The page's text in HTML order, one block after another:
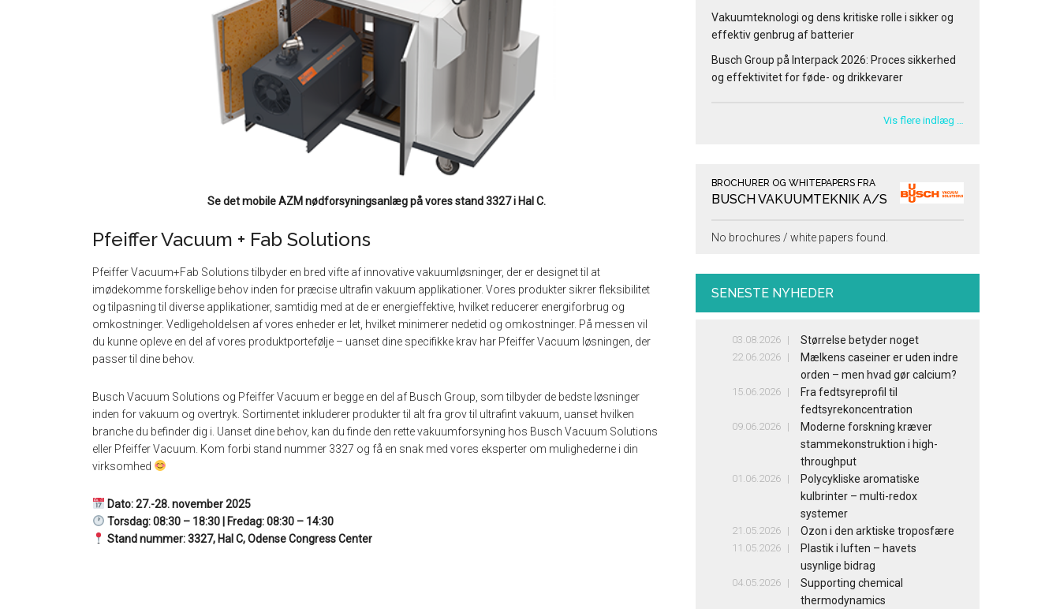
Se det mobile AZM nødforsyningsanlæg på vores stand 3327 i Hal C.
Pfeiffer Vacuum + Fab Solutions
Pfeiffer Vacuum+Fab Solutions tilbyder en bred vifte af innovative vakuumløsninger, der er designet til at
imødekomme forskellige behov inden for præcise ultrafin vakuum applikationer. Vores produkter sikrer fleksibilitet
og tilpasning til diverse applikationer, samtidig med at de er energieffektive, hvilket reducerer energiforbrug og
omkostninger. Vedligeholdelsen af vores enheder er let, hvilket minimerer nedetid og omkostninger. På messen vil
du kunne opleve en del af vores produktportefølje – uanset dine specifikke krav har Pfeiffer Vacuum løsningen, der
passer til dine behov.
Busch Vacuum Solutions og Pfeiffer Vacuum er begge en del af Busch Group, som tilbyder de bedste løsninger
inden for vakuum og overtryk. Sortimentet inkluderer produkter til alt fra grov til ultrafint vakuum, uanset hvilken
branche du befinder dig i. Uanset dine behov, kan du finde den rette vakuumforsyning hos Busch Vacuum Solutions
eller Pfeiffer Vacuum. Kom forbi stand nummer 3327 og få en snak med vores eksperter om mulighederne i din
virksomhed
Dato: 27.-28. november 2025
Torsdag: 08:30 – 18:30 | Fredag: 08:30 – 14:30
Stand nummer: 3327, Hal C, Odense Congress Center
Vakuumteknologi og dens kritiske rolle i sikker og
effektiv genbrug af batterier
Busch Group på Interpack 2026: Proces sikkerhed
og effektivitet for føde- og drikkevarer
Vis flere indlæg …
BROCHURER OG WHITEPAPERS FRA
BUSCH VAKUUMTEKNIK A/S
No brochures / white papers found.
SENESTE NYHEDER
03.08.2026 Størrelse betyder noget
22.06.2026
Mælkens caseiner er uden indre
orden – men hvad gør calcium?
15.06.2026
Fra fedtsyreprofil til
fedtsyrekoncentration
09.06.2026
Moderne forskning kræver
stammekonstruktion i high-
throughput
01.06.2026
Polycykliske aromatiske
kulbrinter – multi-redox
systemer
21.05.2026 Ozon i den arktiske troposfære
11.05.2026
Plastik i luften – havets
usynlige bidrag
04.05.2026
Supporting chemical
thermodynamics